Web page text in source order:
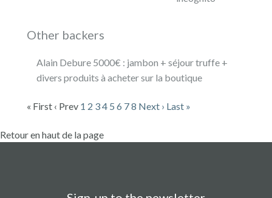
Other backers
Alain Debure 5000€ : jambon + séjour truffe +
divers produits à acheter sur la boutique
« First ‹ Prev 1 2 34 5 6 78 Next › Last »
Retour en haut de la page